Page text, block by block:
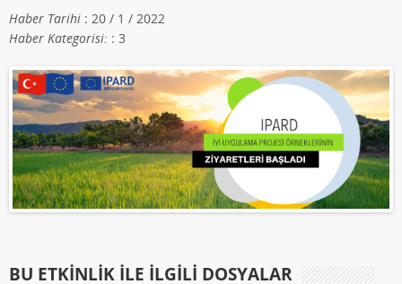
Haber Tarihi : 20 / 1 / 2022
Haber Kategorisi: : 3
BU ETKINLIK ILE İLGILI DOSYALAR